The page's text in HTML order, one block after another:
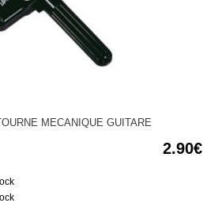
MECANIQUE GUITARE
2.90